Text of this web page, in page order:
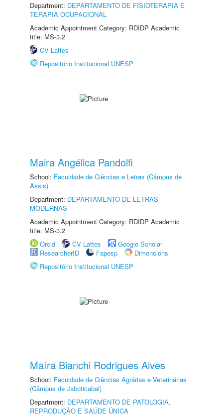
Department: DEPARTAMENTO DE FISIOTERAPIA E
TERAPIA OCUPACIONAL
Academic Appointment Category: RDIDP Academic
title: MS-3.2
CV Lattes
Repositório Institucional UNESP
Maira Angélica Pandolfi
School: Faculdade de Ciências e Letras (Câmpus de
Assis)
Department: DEPARTAMENTO DE LETRAS
MODERNAS
Academic Appointment Category: RDIDP Academic
title: MS-3.2
Orcid
CV Lattes
Google Scholar
ResearcherID
Fapesp
Dimensions
Repositório Institucional UNESP
Maíra Bianchi Rodrigues Alves
School: Faculdade de Ciências Agrárias e Veterinárias
(Câmpus de Jaboticabal)
Department: DEPARTAMENTO DE PATOLOGIA,
REPRODUÇÃO E SAÚDE ÚNICA